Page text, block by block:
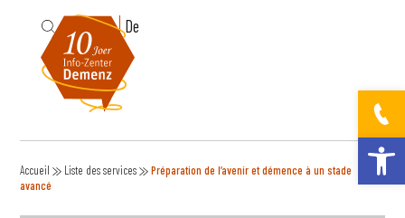
Ouvrir la
Fr De
Accueil Liste des services
Préparation de l’avenir et démence à un stade
avancé